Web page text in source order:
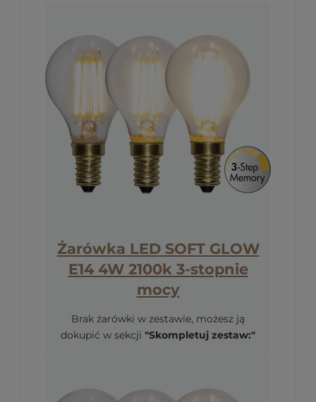
Żarówka LED SOFT GLOW
E14 4W 2100k 3-stopnie
mocy
Brak żarówki w zestawie, możesz ją
dokupić w sekcji "Skompletuj zestaw:"